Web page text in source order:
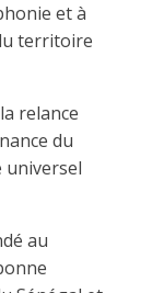
et à
territoire
relance
du
universel
au